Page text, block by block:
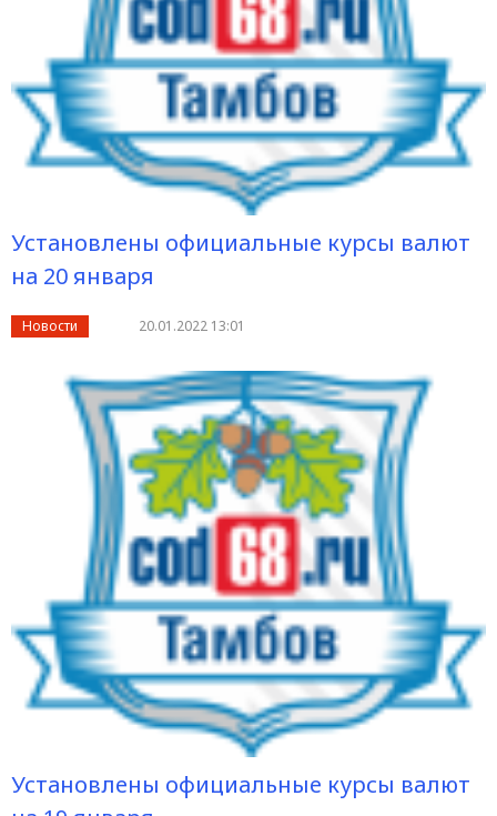
Установлены официальные курсы валют
на 20 января
Новости 20.01.2022 13:01
Установлены официальные курсы валют